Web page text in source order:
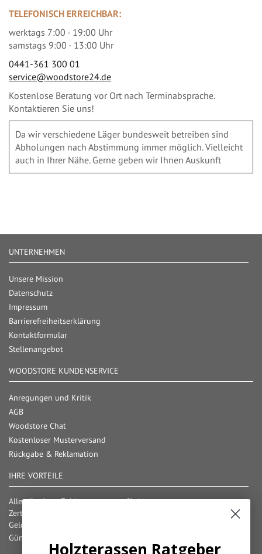
TELEFONISCH ERREICHBAR:
werktags 7:00 - 19:00 Uhr
samstags 9:00 - 13:00 Uhr
0441-361 300 01
service@woodstore24.de
Kostenlose Beratung vor Ort nach Terminabsprache.
Kontaktieren Sie uns!
Da wir verschiedene Läger bundesweit betreiben sind
Abholungen nach Abstimmung immer möglich. Vielleicht
auch in Ihrer Nähe. Gerne geben wir Ihnen Auskunft
UNTERNEHMEN
Unsere Mission
Datenschutz
Impressum
Barrierefreiheitserklärung
Kontaktformular
Stellenangebot
WOODSTORE KUNDENSERVICE
Anregungen und Kritik
AGB
Woodstore Chat
Kostenloser Musterversand
Rückgabe & Reklamation
IHRE VORTEILE
Alle gängigen Zahlungsarten verfügbar
Zertifizierter und geprüfter Shop
Geld-Zurück-Garantie
Günstige Versandkosten/ Frachtkostenfreigrenzen
Fußboden Ratgeber
Holzterassen Ratgeber